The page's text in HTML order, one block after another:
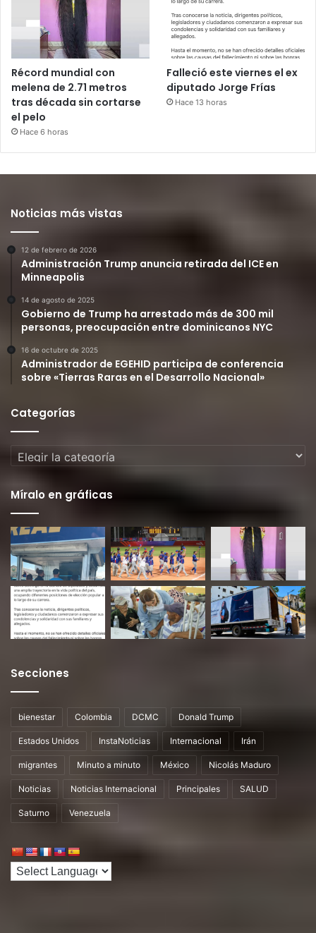
Récord mundial con
melena de 2.71 metros
tras década sin cortarse
el pelo
Hace 6 horas
Falleció este viernes el ex
diputado Jorge Frías
Hace 13 horas
Noticias más vistas
12 de febrero de 2026
Administración Trump anuncia retirada del ICE en
Minneapolis
14 de agosto de 2025
Gobierno de Trump ha arrestado más de 300 mil
personas, preocupación entre dominicanos NYC
16 de octubre de 2025
Administrador de EGEHID participa de conferencia
sobre «Tierras Raras en el Desarrollo Nacional»
Categorías
Categorías
Míralo en gráficas
Secciones
bienestar Colombia DCMC Donald Trump
Estados Unidos InstaNoticias Internacional Irán
migrantes Minuto a minuto México Nicolás Maduro
Noticias Noticias Internacional Principales SALUD
Saturno Venezuela